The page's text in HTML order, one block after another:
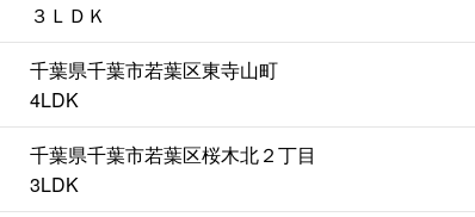
３ＬＤＫ
千葉県千葉市若葉区東寺山町
4LDK
千葉県千葉市若葉区桜木北２丁目
3LDK